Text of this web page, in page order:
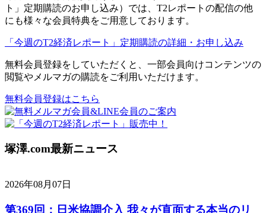
ト」定期購読のお申し込み）では、T2レポートの配信の他
にも様々な会員特典をご用意しております。
「今週のT2経済レポート」定期購読の詳細・お申し込み
無料会員登録をしていただくと、一部会員向けコンテンツの
閲覧やメルマガの購読をご利用いただけます。
無料会員登録はこちら
塚澤.com最新ニュース
2026年08月07日
第369回：日米協調介入 我々が直面する本当のリ